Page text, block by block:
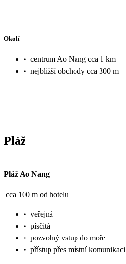
Okolí
• centrum Ao Nang cca 1 km
• nejbližší obchody cca 300 m
Pláž
Pláž Ao Nang
cca 100 m od hotelu
• veřejná
• písčitá
• pozvolný vstup do moře
• přístup přes místní komunikaci